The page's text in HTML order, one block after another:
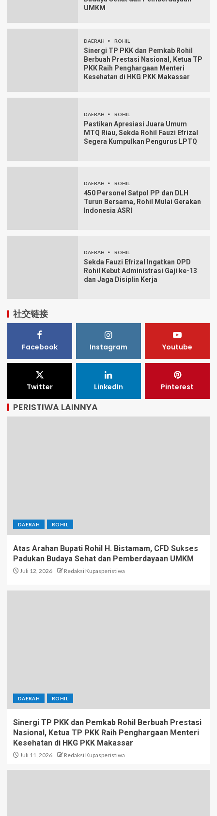
UMKM
DAERAH ROHIL
Sinergi TP PKK dan Pemkab Rohil
Berbuah Prestasi Nasional, Ketua TP
PKK Raih Penghargaan Menteri
Kesehatan di HKG PKK Makassar
DAERAH ROHIL
Pastikan Apresiasi Juara Umum
MTQ Riau, Sekda Rohil Fauzi Efrizal
Segera Kumpulkan Pengurus LPTQ
DAERAH ROHIL
450 Personel Satpol PP dan DLH
Turun Bersama, Rohil Mulai Gerakan
Indonesia ASRI
DAERAH ROHIL
Sekda Fauzi Efrizal Ingatkan OPD
Rohil Kebut Administrasi Gaji ke-13
dan Jaga Disiplin Kerja
社交链接
Facebook Instagram Youtube
Twitter LinkedIn Pinterest
PERISTIWA LAINNYA
DAERAH ROHIL
Atas Arahan Bupati Rohil H. Bistamam, CFD Sukses
Padukan Budaya Sehat dan Pemberdayaan UMKM
Juli 12, 2026 Redaksi Kupasperistiwa
DAERAH ROHIL
Sinergi TP PKK dan Pemkab Rohil Berbuah Prestasi
Nasional, Ketua TP PKK Raih Penghargaan Menteri
Kesehatan di HKG PKK Makassar
Juli 11, 2026 Redaksi Kupasperistiwa